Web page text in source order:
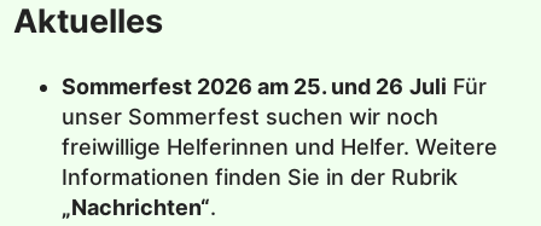
Aktuelles
Sommerfest 2026 am 25. und 26 Juli Für
unser Sommerfest suchen wir noch
freiwillige Helferinnen und Helfer. Weitere
Informationen finden Sie in der Rubrik
„Nachrichten“.